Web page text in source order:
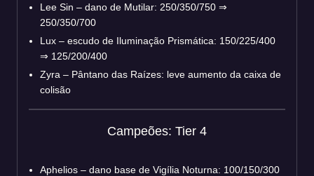
Lee Sin – dano de Mutilar: 250/350/750 ⇒
250/350/700
Lux – escudo de Iluminação Prismática: 150/225/400
⇒ 125/200/400
Zyra – Pântano das Raízes: leve aumento da caixa de
colisão
Campeões: Tier 4
Aphelios – dano base de Vigília Noturna: 100/150/300